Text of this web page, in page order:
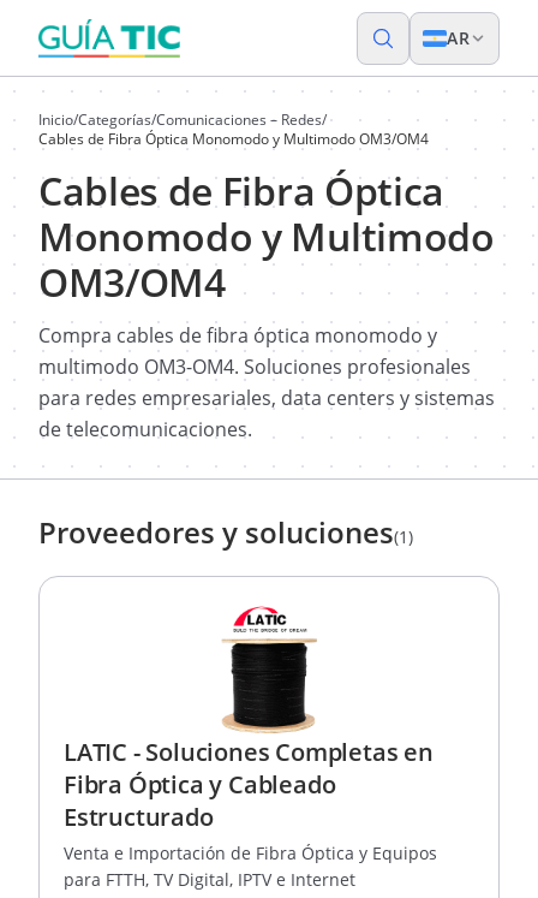
AR
Inicio/Categorías/Comunicaciones – Redes/
Cables de Fibra Óptica Monomodo y Multimodo OM3/OM4
Cables de Fibra Óptica
Monomodo y Multimodo
OM3/OM4
Compra cables de fibra óptica monomodo y
multimodo OM3-OM4. Soluciones profesionales
para redes empresariales, data centers y sistemas
de telecomunicaciones.
Proveedores y soluciones(1)
LATIC - Soluciones Completas en
Fibra Óptica y Cableado
Estructurado
Venta e Importación de Fibra Óptica y Equipos
para FTTH, TV Digital, IPTV e Internet